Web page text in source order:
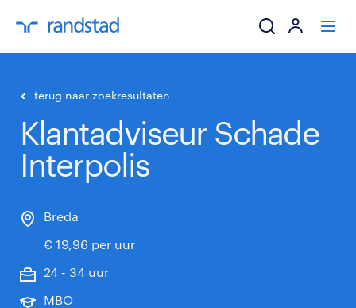
werkgevers
terug naar zoekresultaten
Klantadviseur Schade
Interpolis
Breda
€ 19,96 per uur
24 - 34 uur
MBO